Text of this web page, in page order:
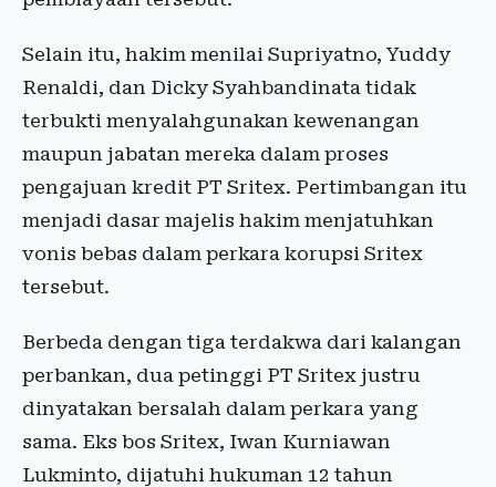
Selain itu, hakim menilai Supriyatno, Yuddy
Renaldi, dan Dicky Syahbandinata tidak
terbukti menyalahgunakan kewenangan
maupun jabatan mereka dalam proses
pengajuan kredit PT Sritex. Pertimbangan itu
menjadi dasar majelis hakim menjatuhkan
vonis bebas dalam perkara korupsi Sritex
tersebut.
Berbeda dengan tiga terdakwa dari kalangan
perbankan, dua petinggi PT Sritex justru
dinyatakan bersalah dalam perkara yang
sama. Eks bos Sritex, Iwan Kurniawan
Lukminto, dijatuhi hukuman 12 tahun